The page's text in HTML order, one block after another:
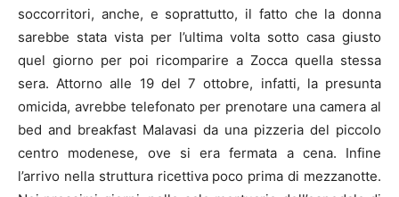
soccorritori, anche, e soprattutto, il fatto che la donna
sarebbe stata vista per l’ultima volta sotto casa giusto
quel giorno per poi ricomparire a Zocca quella stessa
sera. Attorno alle 19 del 7 ottobre, infatti, la presunta
omicida, avrebbe telefonato per prenotare una camera al
bed and breakfast Malavasi da una pizzeria del piccolo
centro modenese, ove si era fermata a cena. Infine
l’arrivo nella struttura ricettiva poco prima di mezzanotte.